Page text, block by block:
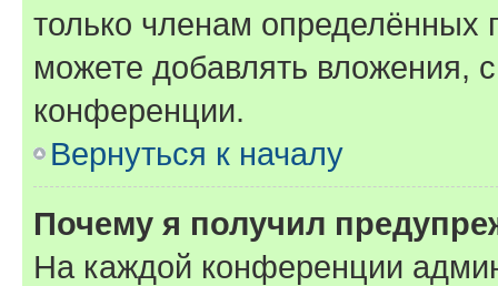
только членам определённых
можете добавлять вложения,
конференции.
Вернуться к началу
Почему я получил
На каждой конференции